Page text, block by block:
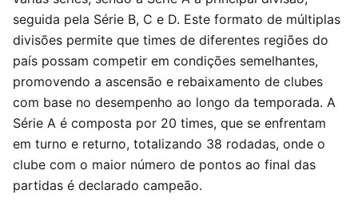
seguida pela Série B, C e D. Este formato de múltiplas
divisões permite que times de diferentes regiões do
país possam competir em condições semelhantes,
promovendo a ascensão e rebaixamento de clubes
com base no desempenho ao longo da temporada. A
Série A é composta por 20 times, que se enfrentam
em turno e returno, totalizando 38 rodadas, onde o
clube com o maior número de pontos ao final das
partidas é declarado campeão.